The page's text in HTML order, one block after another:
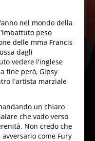
nel mondo della
peso
delle mma Francis
dagli
vedere l'inglese
fine però, Gipsy
l'artista marziale
un chiaro
che vado verso
Non credo che
come Fury